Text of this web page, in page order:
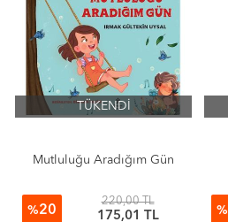
TÜKENDİ
Mutluluğu Aradığım Gün
%20
220,00 TL
175,01 TL %